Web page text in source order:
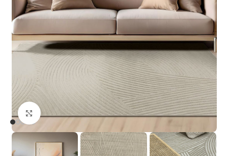
Agrandir